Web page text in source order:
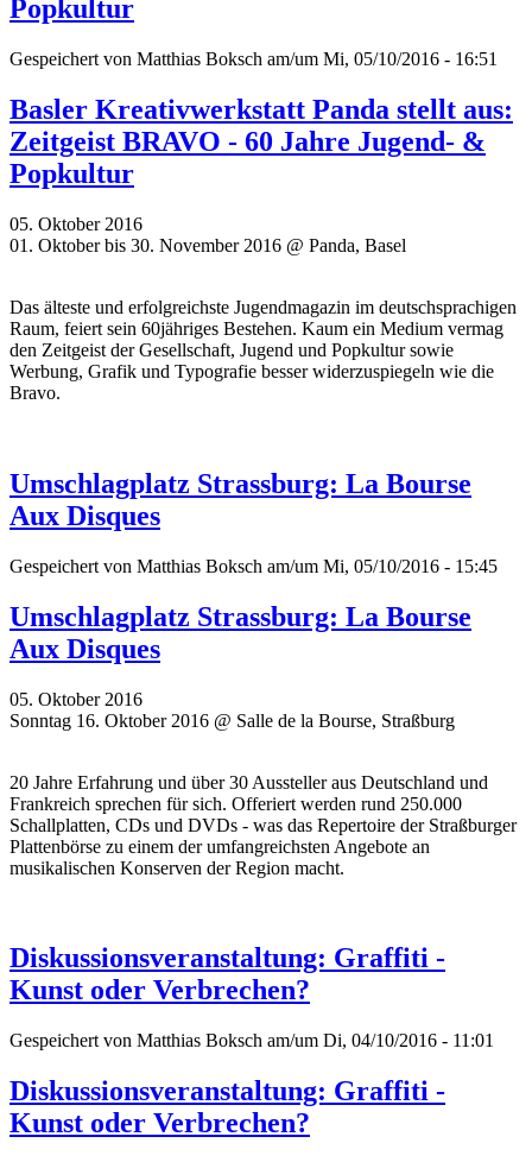
Popkultur
Gespeichert von Matthias Boksch am/um Mi, 05/10/2016 - 16:51
Basler Kreativwerkstatt Panda stellt aus:
Zeitgeist BRAVO - 60 Jahre Jugend- &
Popkultur
05. Oktober 2016
01. Oktober bis 30. November 2016 @ Panda, Basel
Das älteste und erfolgreichste Jugendmagazin im deutschsprachigen
Raum, feiert sein 60jähriges Bestehen. Kaum ein Medium vermag
den Zeitgeist der Gesellschaft, Jugend und Popkultur sowie
Werbung, Grafik und Typografie besser widerzuspiegeln wie die
Bravo.
Umschlagplatz Strassburg: La Bourse
Aux Disques
Gespeichert von Matthias Boksch am/um Mi, 05/10/2016 - 15:45
Umschlagplatz Strassburg: La Bourse
Aux Disques
05. Oktober 2016
Sonntag 16. Oktober 2016 @ Salle de la Bourse, Straßburg
20 Jahre Erfahrung und über 30 Aussteller aus Deutschland und
Frankreich sprechen für sich. Offeriert werden rund 250.000
Schallplatten, CDs und DVDs - was das Repertoire der Straßburger
Plattenbörse zu einem der umfangreichsten Angebote an
musikalischen Konserven der Region macht.
Diskussionsveranstaltung: Graffiti -
Kunst oder Verbrechen?
Gespeichert von Matthias Boksch am/um Di, 04/10/2016 - 11:01
Diskussionsveranstaltung: Graffiti -
Kunst oder Verbrechen?